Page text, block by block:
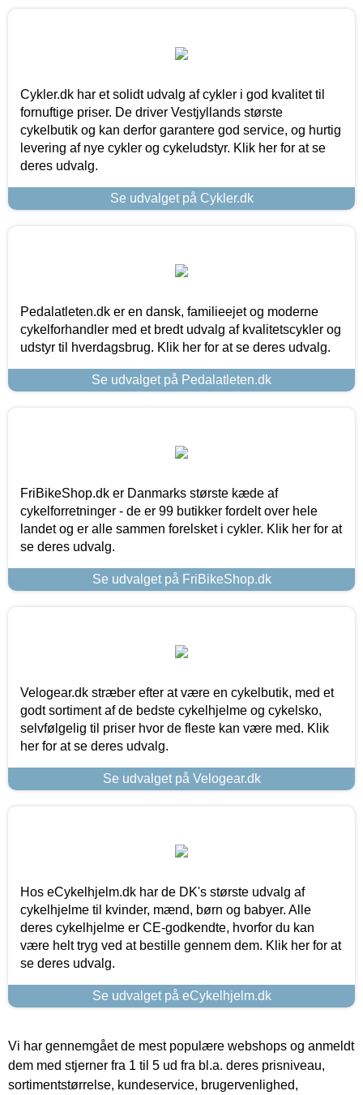
Cykler.dk har et solidt udvalg af cykler i god kvalitet til
fornuftige priser. De driver Vestjyllands største
cykelbutik og kan derfor garantere god service, og hurtig
levering af nye cykler og cykeludstyr. Klik her for at se
deres udvalg.
Se udvalget på Cykler.dk
Pedalatleten.dk er en dansk, familieejet og moderne
cykelforhandler med et bredt udvalg af kvalitetscykler og
udstyr til hverdagsbrug. Klik her for at se deres udvalg.
Se udvalget på Pedalatleten.dk
FriBikeShop.dk er Danmarks største kæde af
cykelforretninger - de er 99 butikker fordelt over hele
landet og er alle sammen forelsket i cykler. Klik her for at
se deres udvalg.
Se udvalget på FriBikeShop.dk
Velogear.dk stræber efter at være en cykelbutik, med et
godt sortiment af de bedste cykelhjelme og cykelsko,
selvfølgelig til priser hvor de fleste kan være med. Klik
her for at se deres udvalg.
Se udvalget på Velogear.dk
Hos eCykelhjelm.dk har de DK's største udvalg af
cykelhjelme til kvinder, mænd, børn og babyer. Alle
deres cykelhjelme er CE-godkendte, hvorfor du kan
være helt tryg ved at bestille gennem dem. Klik her for at
se deres udvalg.
Se udvalget på eCykelhjelm.dk
Vi har gennemgået de mest populære webshops og anmeldt
dem med stjerner fra 1 til 5 ud fra bl.a. deres prisniveau,
sortimentstørrelse, kundeservice, brugervenlighed,